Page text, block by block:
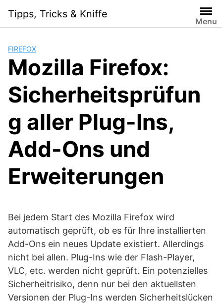
i
Tipps, Tricks & Kniffe
Menu
FIREFOX
Mozilla Firefox:
Sicherheitsprüfun
g aller Plug-Ins,
Add-Ons und
Erweiterungen
Bei jedem Start des Mozilla Firefox wird
automatisch geprüft, ob es für Ihre installierten
Add-Ons ein neues Update existiert. Allerdings
nicht bei allen. Plug-Ins wie der Flash-Player,
VLC, etc. werden nicht geprüft. Ein potenzielles
Sicherheitrisiko, denn nur bei den aktuellsten
Versionen der Plug-Ins werden Sicherheitslücken